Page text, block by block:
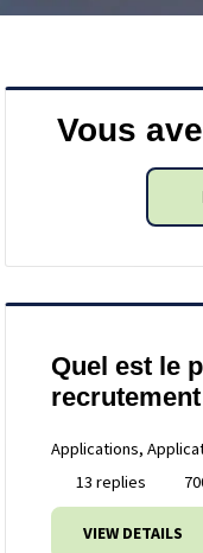
Vous
Quel est le
Applications,
13 replies
VIEW DETAILS